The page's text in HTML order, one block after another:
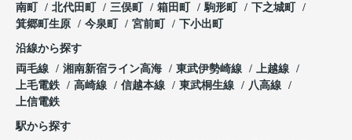
南町
北代田町 三俣町 箱田町 駒形町
下之城町
箕郷町生原
今泉町 宮前町 下小出町
沿線から探す
両毛線
湘南新宿ライン高海 東武伊勢崎線
上越線
上毛電鉄
高崎線 信越本線 東武桐生線
八高線
上信電鉄
駅から探す